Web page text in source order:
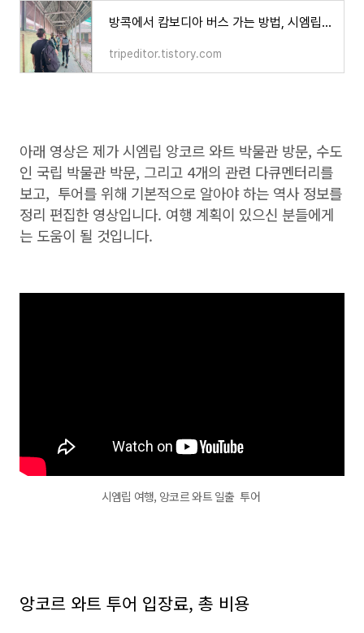
방콕에서 캄보디아 버스 가는 방법, 시엠립 앙코르와트 여행, 비자, 총 비용
tripeditor.tistory.com
아래 영상은 제가 시엠립 앙코르 와트 박물관 방문, 수도
인 국립 박물관 박문, 그리고 4개의 관련 다큐멘터리를
보고, 투어를 위해 기본적으로 알아야 하는 역사 정보를
정리 편집한 영상입니다. 여행 계획이 있으신 분들에게
는 도움이 될 것입니다.
시엠립 여행, 앙코르 와트 일출 투어
앙코르 와트 투어 입장료, 총 비용